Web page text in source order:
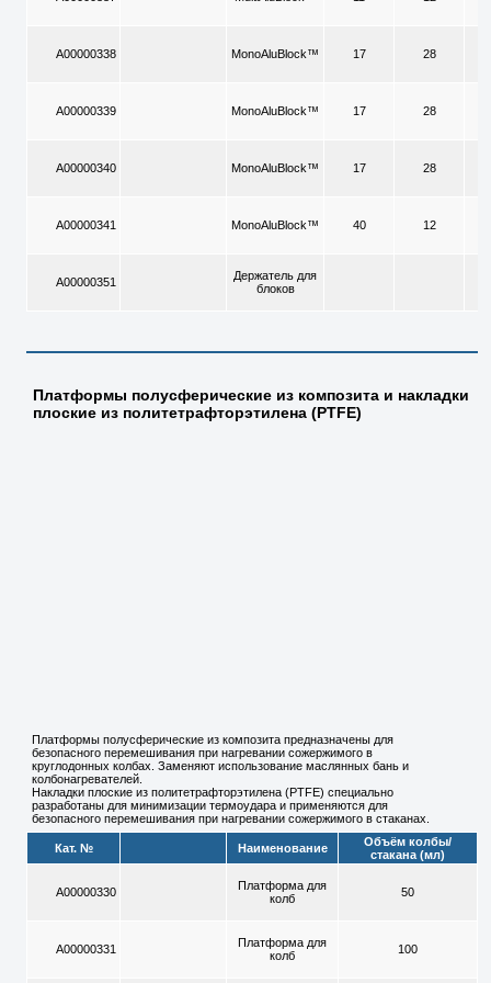
A00000338 MonoAluBlock™ 17 28
A00000339 MonoAluBlock™ 17 28
A00000340 MonoAluBlock™ 17 28
A00000341 MonoAluBlock™ 40 12
A00000351
Держатель для
блоков
Платформы полусферические из композита и накладки
плоские из политетрафторэтилена (PTFE)
Платформы полусферические из композита предназначены для
безопасного перемешивания при нагревании сожержимого в
круглодонных колбах. Заменяют использование маслянных бань и
колбонагревателей.
Накладки плоские из политетрафторэтилена (PTFE) специально
разработаны для минимизации термоудара и применяются для
безопасного перемешивания при нагревании сожержимого в стаканах.
Кат. № Наименование
Объём колбы/
стакана (мл)
A00000330
Платформа для
колб
50
A00000331
Платформа для
колб
100